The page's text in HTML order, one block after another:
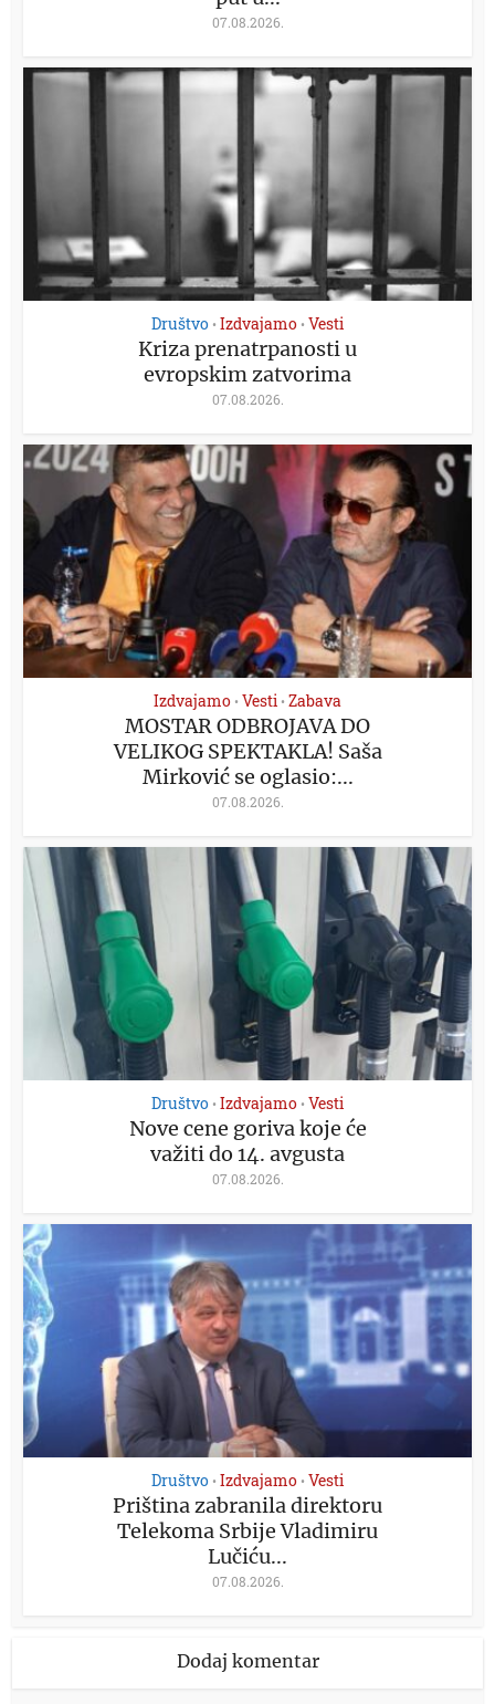
07.08.2026.
Društvo • Izdvajamo • Vesti
Kriza prenatrpanosti u
evropskim zatvorima
07.08.2026.
Izdvajamo • Vesti • Zabava
MOSTAR ODBROJAVA DO
VELIKOG SPEKTAKLA! Saša
Mirković se oglasio:...
07.08.2026.
Društvo • Izdvajamo • Vesti
Nove cene goriva koje će
važiti do 14. avgusta
07.08.2026.
Društvo • Izdvajamo • Vesti
Priština zabranila direktoru
Telekoma Srbije Vladimiru
Lučiću...
07.08.2026.
Dodaj komentar